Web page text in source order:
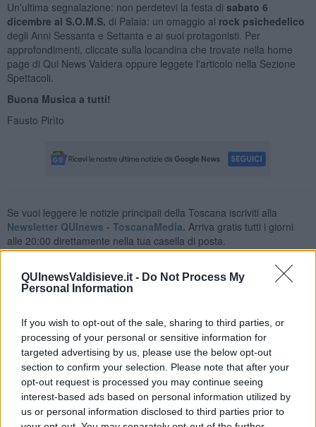
QUInewsValdisieve.it - Do Not Process My
Personal Information
If you wish to opt-out of the sale, sharing to third parties, or
processing of your personal or sensitive information for
targeted advertising by us, please use the below opt-out
section to confirm your selection. Please note that after your
opt-out request is processed you may continue seeing
interest-based ads based on personal information utilized by
us or personal information disclosed to third parties prior to
Un'ultima segnalazione: non perdetevi la festa di sabato 6
dicembre al S.O.M.S. di Palaia: un omaggio al rock psichedelico
degli Anni Sessanta e Settanta e ai suoi protagonisti. Per
approfondimenti, cliccate sulla locandina che trovate nella home
page di Qui News Valdera oppure leggete l'articolo nella Sezione
Spettacoli.
Buona Musica a tutti!
Fausto Pirìto
Se vuoi leggere le notizie principali della Toscana iscriviti alla
Newsletter QUInews - ToscanaMedia. Arriva gratis tutti i giorni
alle 20:00 direttamente nella tua casella di posta.
Videogallery